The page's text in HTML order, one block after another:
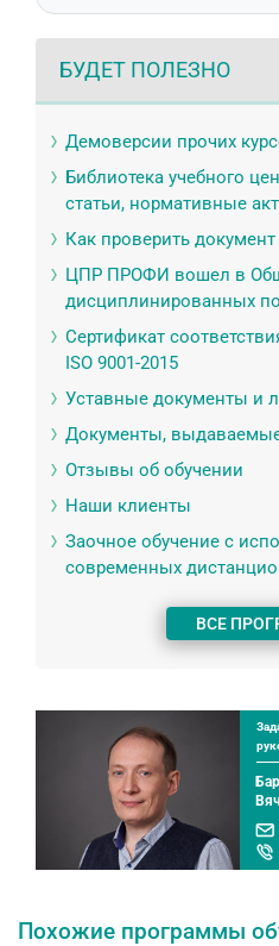
БУДЕТ ПОЛЕЗНО
Демоверсии прочих
Библиотека учебного
статьи, нормативные
Как проверить
ЦПР ПРОФИ вошел в
дисциплинированных
Сертификат
ISO 9001-2015
Уставные документы и
Документы, выдаваемые
Отзывы об обучении
Наши клиенты
Заочное обучение с
современных
ВСЕ
Похожие программы